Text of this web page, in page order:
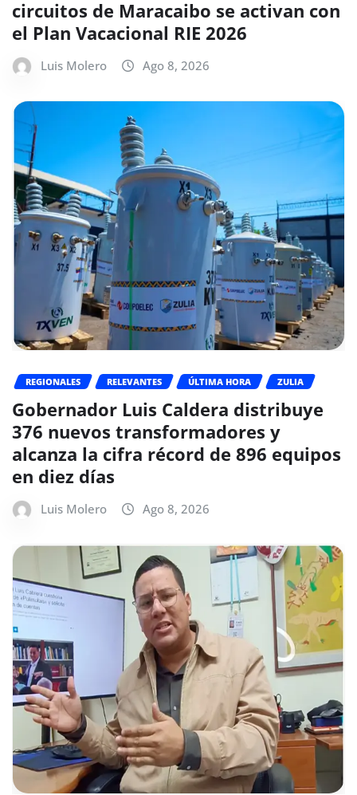
circuitos de Maracaibo se activan con
el Plan Vacacional RIE 2026
Luis Molero Ago 8, 2026
REGIONALES RELEVANTES ÚLTIMA HORA ZULIA
Gobernador Luis Caldera distribuye
376 nuevos transformadores y
alcanza la cifra récord de 896 equipos
en diez días
Luis Molero Ago 8, 2026